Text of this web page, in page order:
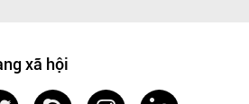
xã hội